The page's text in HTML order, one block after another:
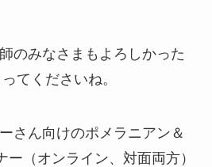
のみなさまもよろしかった
てくださいね。
さん向けのポメラニアン＆
ー（オンライン、対面両方）